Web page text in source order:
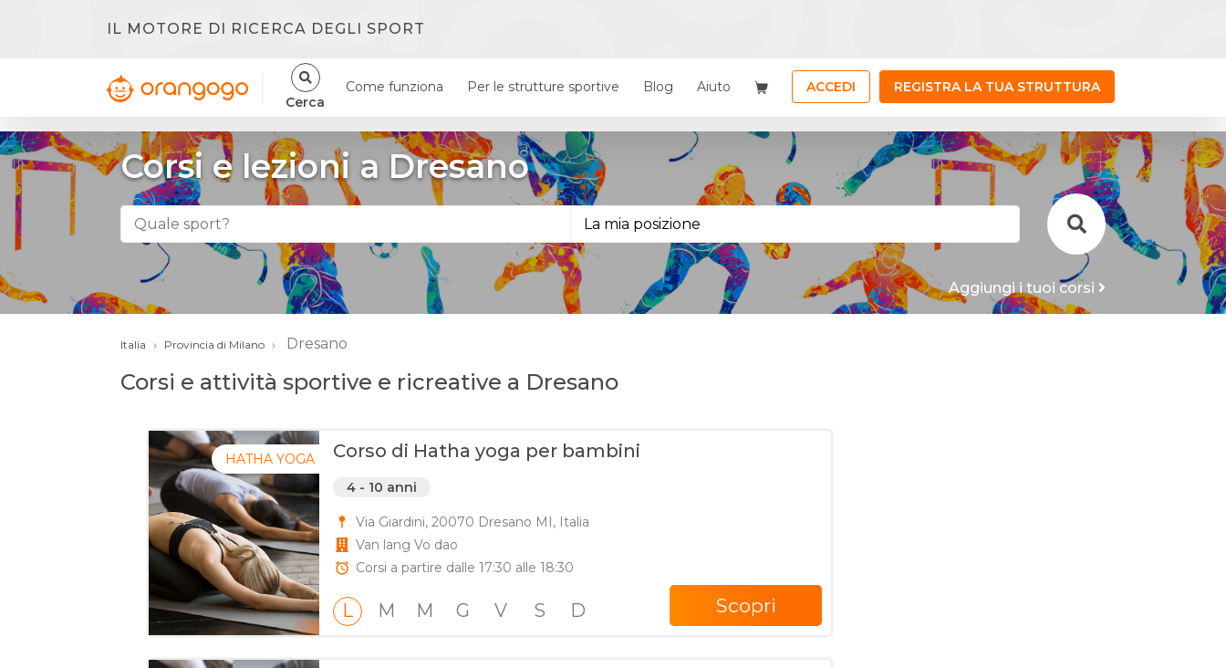
IL MOTORE DI RICERCA DEGLI SPORT
Cerca
Come funziona Per le strutture sportive Blog Aiuto ACCEDI REGISTRA LA TUA STRUTTURA
Corsi e lezioni a Dresano
Aggiungi i tuoi corsi
Italia Provincia di Milano Dresano
Corsi e attività sportive e ricreative a Dresano
HATHA YOGA Corso di Hatha yoga per bambini
4 - 10 anni
Via Giardini, 20070 Dresano MI, Italia
Van lang Vo dao
Corsi a partire dalle 17:30 alle 18:30
L M M G V S D Scopri